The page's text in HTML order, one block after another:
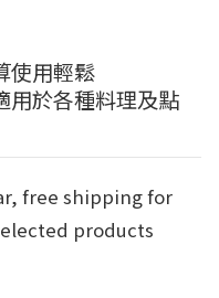
使用輕鬆
於各種料理及點
free shipping for
products